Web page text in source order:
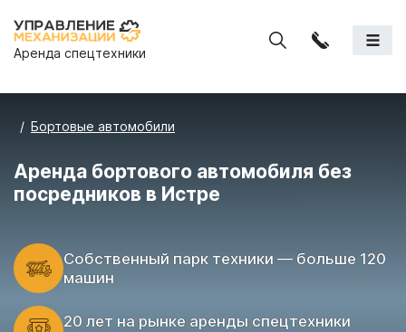
Аренда спецтехники
Бортовые автомобили
Аренда бортового автомобиля без
посредников в Истре
Cобственный парк техники — больше 120
машин
20 лет на рынке аренды спецтехники